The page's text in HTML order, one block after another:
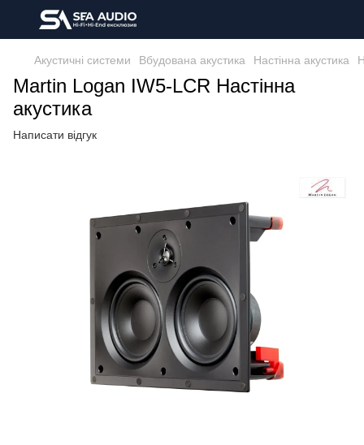
Акустичні системи Вбудована акустика Настінна акустика
Martin Logan IW5-LCR Настінна
акустика
Написати відгук